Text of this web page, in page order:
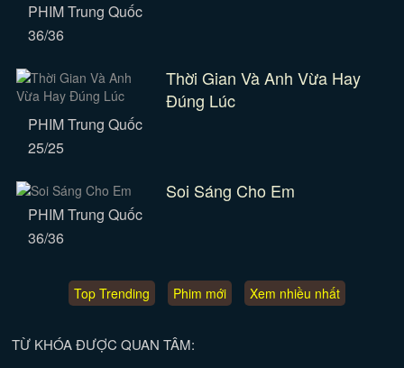
PHIM Trung Quốc
36/36
Thời Gian Và Anh Vừa Hay
Đúng Lúc
PHIM Trung Quốc
25/25
Soi Sáng Cho Em
PHIM Trung Quốc
36/36
Top Trending Phim mới Xem nhiều nhất
TỪ KHÓA ĐƯỢC QUAN TÂM: